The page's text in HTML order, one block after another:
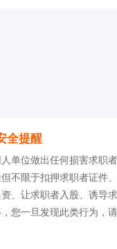
全提醒
单位做出任何损害求职
不限于扣押求职者证件
、让求职者入股、诱导求
您一旦发现此类行为，